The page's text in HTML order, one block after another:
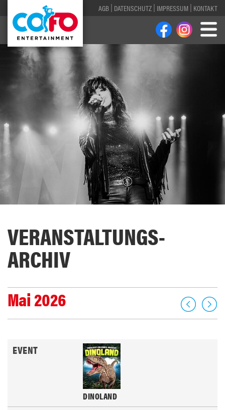
AGB DATENSCHUTZ IMPRESSUM KONTAKT
VERANSTALTUNGS­
ARCHIV
Mai 2026
DINOLAND